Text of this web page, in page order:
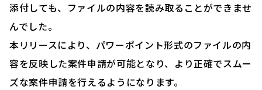
添付しても、ファイルの内容を読み取ることができませ
んでした。
本リリースにより、パワーポイント形式のファイルの内
容を反映した案件申請が可能となり、より正確でスムー
ズな案件申請を行えるようになります。